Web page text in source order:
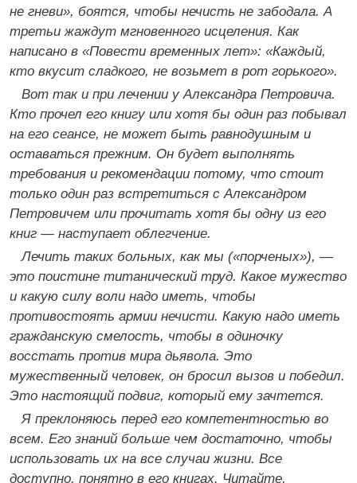
не гневи», боятся, чтобы нечисть не забодала. А
третьи жаждут мгновенного исцеления. Как
написано в «Повести временных лет»: «Каждый,
кто вкусит сладкого, не возьмет в рот горького».
Вот так и при лечении у Александра Петровича.
Кто прочел его книгу или хотя бы один раз побывал
на его сеансе, не может быть равнодушным и
оставаться прежним. Он будет выполнять
требования и рекомендации потому, что стоит
только один раз встретиться с Александром
Петровичем или прочитать хотя бы одну из его
книг — наступает облегчение.
Лечить таких больных, как мы («порченых»), —
это поистине титанический труд. Какое мужество
и какую силу воли надо иметь, чтобы
противостоять армии нечисти. Какую надо иметь
гражданскую смелость, чтобы в одиночку
восстать против мира дьявола. Это
мужественный человек, он бросил вызов и победил.
Это настоящий подвиг, который ему зачтется.
Я преклоняюсь перед его компетентностью во
всем. Его знаний больше чем достаточно, чтобы
использовать их на все случаи жизни. Все
доступно, понятно в его книгах. Читайте,